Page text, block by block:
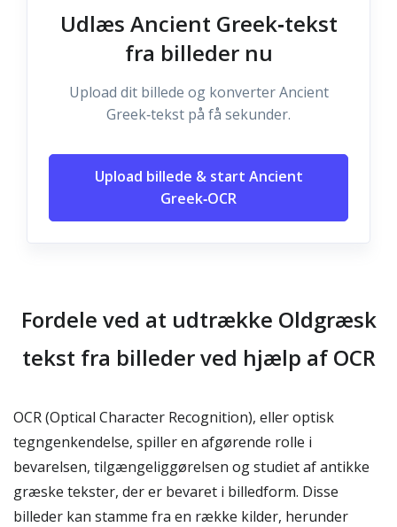
Udlæs Ancient Greek‑tekst
fra billeder nu
Upload dit billede og konverter Ancient
Greek‑tekst på få sekunder.
Upload billede & start Ancient
Greek‑OCR
Fordele ved at udtrække Oldgræsk
tekst fra billeder ved hjælp af OCR
OCR (Optical Character Recognition), eller optisk
tegngenkendelse, spiller en afgørende rolle i
bevarelsen, tilgængeliggørelsen og studiet af antikke
græske tekster, der er bevaret i billedform. Disse
billeder kan stamme fra en række kilder, herunder